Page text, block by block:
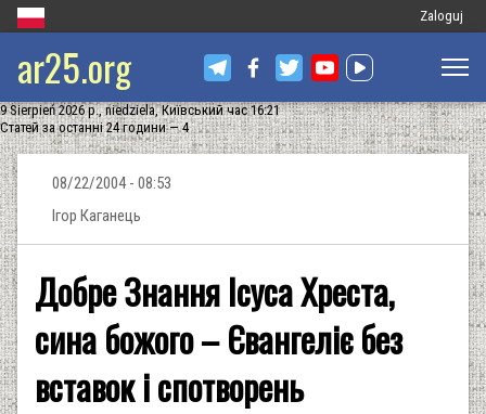
Меню
запису
Zaloguj
ar25.org
9 Sierpień 2026 р., niedziela, Київський час 16:21
Статей за останні 24 години — 4
08/22/2004 - 08:53
Ігор Каганець
Добре Знання Ісуса Хреста,
сина божого – Євангеліє без
вставок і спотворень